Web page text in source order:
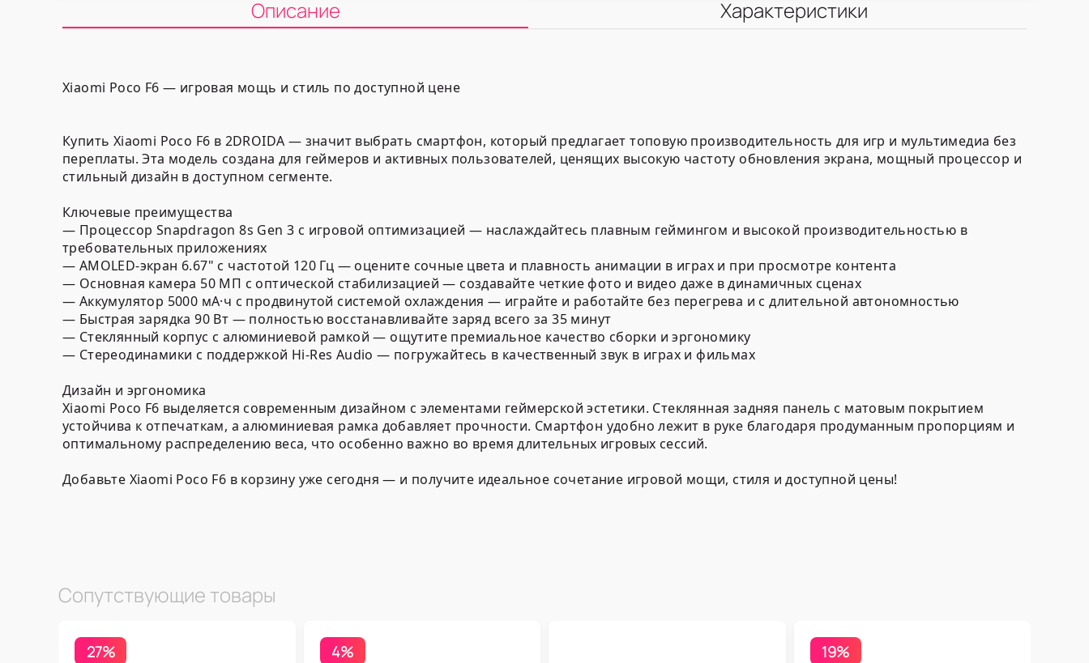
Описание Характеристики
Xiaomi Poco F6 — игровая мощь и стиль по доступной цене
Купить Xiaomi Poco F6 в 2DROIDA — значит выбрать смартфон, который предлагает топовую производительность для игр и мультимедиа без
переплаты. Эта модель создана для геймеров и активных пользователей, ценящих высокую частоту обновления экрана, мощный процессор и
стильный дизайн в доступном сегменте.
Ключевые преимущества
— Процессор Snapdragon 8s Gen 3 с игровой оптимизацией — наслаждайтесь плавным геймингом и высокой производительностью в
требовательных приложениях
— AMOLED-экран 6.67" с частотой 120 Гц — оцените сочные цвета и плавность анимации в играх и при просмотре контента
— Основная камера 50 МП с оптической стабилизацией — создавайте четкие фото и видео даже в динамичных сценах
— Аккумулятор 5000 мА·ч с продвинутой системой охлаждения — играйте и работайте без перегрева и с длительной автономностью
— Быстрая зарядка 90 Вт — полностью восстанавливайте заряд всего за 35 минут
— Стеклянный корпус с алюминиевой рамкой — ощутите премиальное качество сборки и эргономику
— Стереодинамики с поддержкой Hi-Res Audio — погружайтесь в качественный звук в играх и фильмах
Дизайн и эргономика
Xiaomi Poco F6 выделяется современным дизайном с элементами геймерской эстетики. Стеклянная задняя панель с матовым покрытием
устойчива к отпечаткам, а алюминиевая рамка добавляет прочности. Смартфон удобно лежит в руке благодаря продуманным пропорциям и
оптимальному распределению веса, что особенно важно во время длительных игровых сессий.
Добавьте Xiaomi Poco F6 в корзину уже сегодня — и получите идеальное сочетание игровой мощи, стиля и доступной цены!
Сопутствующие товары
27% 4% 19%